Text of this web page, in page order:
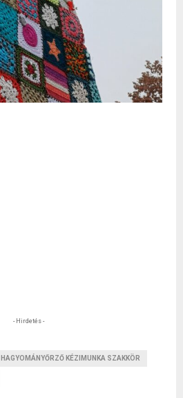
- Hirdetés -
KÉZIMUNKA SZAKKÖR